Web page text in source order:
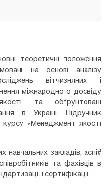
теоретичні положення
на основі аналізу
вітчизняних і
міжнародного досвіду
та обґрунтовані
в Україні. Підручник
курсу «Менеджмент якості
навчальних закладів, аспі#
та фахівців в
і сертифікації.